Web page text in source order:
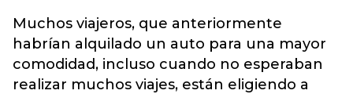
Muchos viajeros, que anteriormente
habrían alquilado un auto para una mayor
comodidad, incluso cuando no esperaban
realizar muchos viajes, están eligiendo a